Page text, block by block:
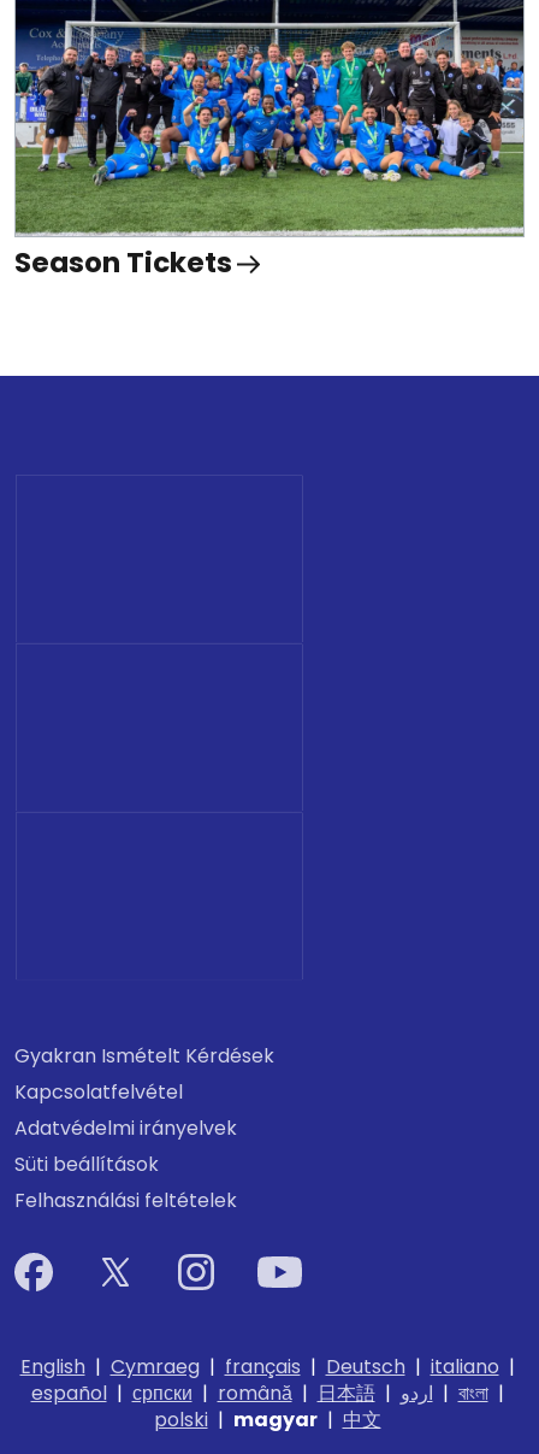
Season Tickets
Gyakran Ismételt Kérdések
Kapcsolatfelvétel
Adatvédelmi irányelvek
Süti beállítások
Felhasználási feltételek
English| Cymraeg| français | Deutsch| italiano |
español| српски | română| 日本語| اردو | বাংলা|
polski| magyar| 中文